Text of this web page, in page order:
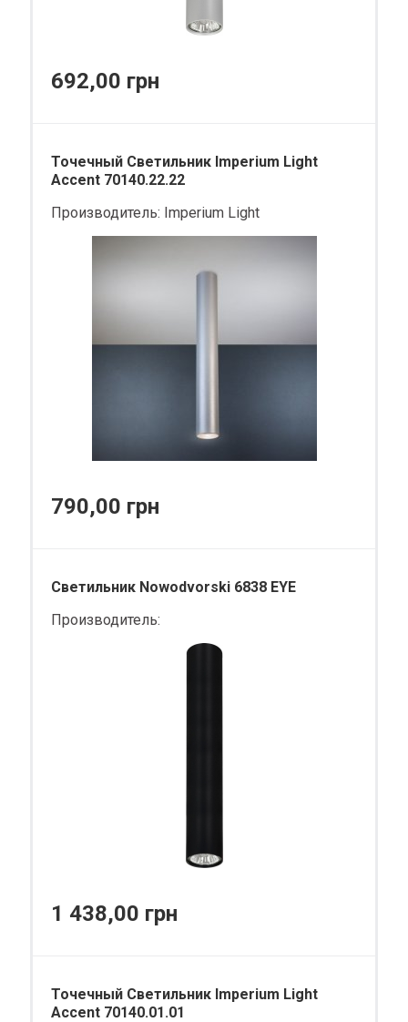
692,00 грн
Точечный Светильник Imperium Light
Accent 70140.22.22
Производитель: Imperium Light
790,00 грн
Светильник Nowodvorski 6838 EYE
Производитель:
1 438,00 грн
Точечный Светильник Imperium Light
Accent 70140.01.01